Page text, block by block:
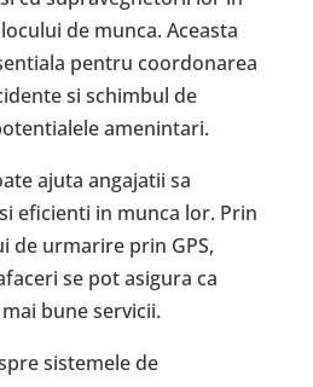
de munca. Aceasta
pentru coordonarea
si schimbul de
amenintari.
ajuta angajatii sa
eficienti in munca lor. Prin
de urmarire prin GPS,
se pot asigura ca
bune servicii.
sistemele de